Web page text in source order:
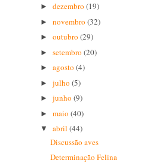
►dezembro(19)
►novembro(32)
►outubro(29)
►setembro(20)
►agosto(4)
►julho(5)
►junho(9)
►maio(40)
▼abril(44)
Discussão aves
Determinação Felina